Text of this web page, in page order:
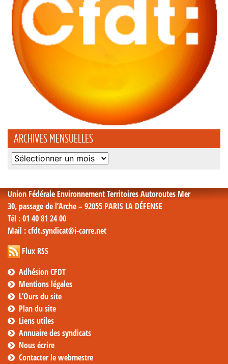
ARCHIVES MENSUELLES
Archives
Union Fédérale Environnement Territoires Autoroutes Mer
30, passage de l’Arche – 92055 PARIS LA DÉFENSE
Tél : 01 40 81 24 00
Mail : cfdt.syndicat@i-carre.net
Flux RSS
Adhésion CFDT
Mentions légales
L’Ours du site
Plan du site
Liens utiles
Annuaire des syndicats
Nous écrire
Contacter le webmestre